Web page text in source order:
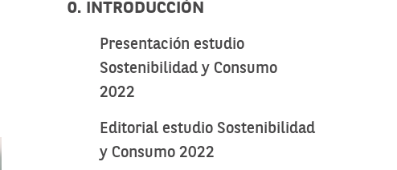
0. INTRODUCCIÓN
Presentación estudio
Sostenibilidad y Consumo
2022
Editorial estudio Sostenibilidad
y Consumo 2022